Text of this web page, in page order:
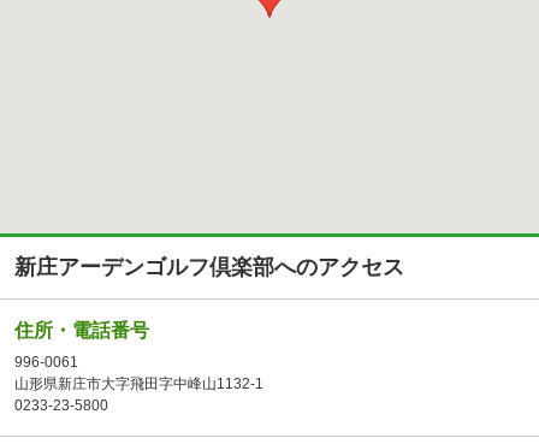
新庄アーデンゴルフ倶楽部へのアクセス
住所・電話番号
996-0061
山形県新庄市大字飛田字中峰山1132-1
0233-23-5800